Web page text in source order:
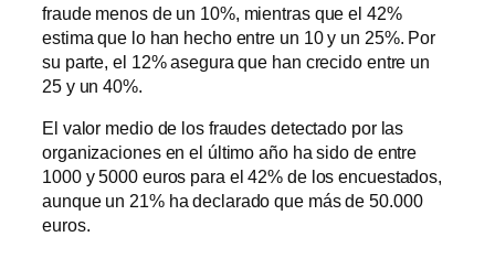
fraude menos de un 10%, mientras que el 42%
estima que lo han hecho entre un 10 y un 25%. Por
su parte, el 12% asegura que han crecido entre un
25 y un 40%.
El valor medio de los fraudes detectado por las
organizaciones en el último año ha sido de entre
1000 y 5000 euros para el 42% de los encuestados,
aunque un 21% ha declarado que más de 50.000
euros.